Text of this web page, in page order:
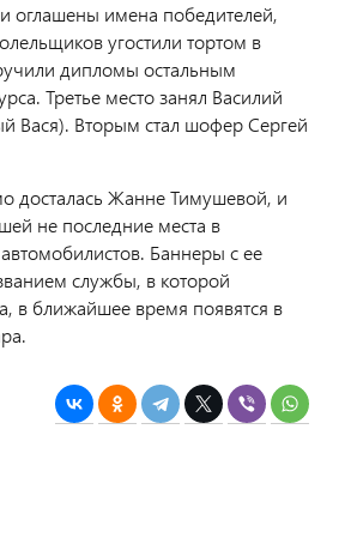
оглашены имена победителей,
угостили тортом в
дипломы остальным
Третье место занял Василий
Вася). Вторым стал шофер Сергей
досталась Жанне Тимушевой, и
не последние места в
Баннеры с ее
службы, в которой
в ближайшее время появятся в